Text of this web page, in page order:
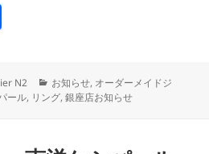
N2
カ
テ
お知らせ, オーダーメイドジ
ール, リング,銀座店お知らせ